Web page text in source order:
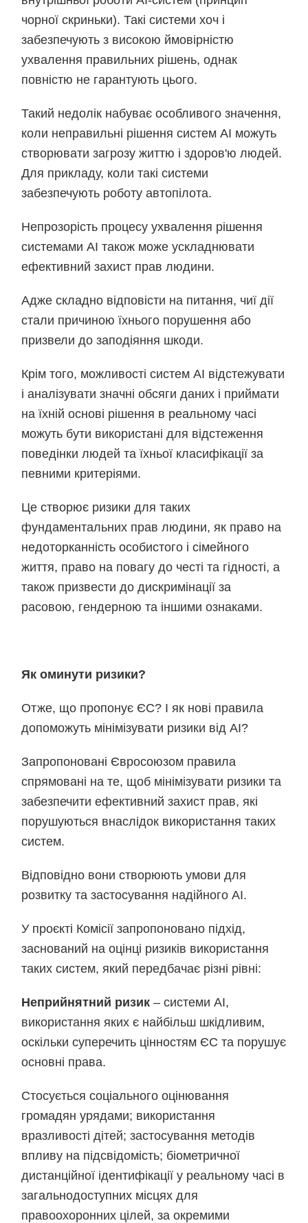
чорної скриньки). Такі системи хоч і
забезпечують з високою ймовірністю
ухвалення правильних рішень, однак
повністю не гарантують цього.
Такий недолік набуває особливого значення,
коли неправильні рішення систем АІ можуть
створювати загрозу життю і здоров'ю людей.
Для прикладу, коли такі системи
забезпечують роботу автопілота.
Непрозорість процесу ухвалення рішення
системами АІ також може ускладнювати
ефективний захист прав людини.
Адже складно відповісти на питання, чиї дії
стали причиною їхнього порушення або
призвели до заподіяння шкоди.
Крім того, можливості систем АІ відстежувати
і аналізувати значні обсяги даних і приймати
на їхній основі рішення в реальному часі
можуть бути використані для відстеження
поведінки людей та їхньої класифікації за
певними критеріями.
Це створює ризики для таких
фундаментальних прав людини, як право на
недоторканність особистого і сімейного
життя, право на повагу до честі та гідності, а
також призвести до дискримінації за
расовою, гендерною та іншими ознаками.
Як оминути ризики?
Отже, що пропонує ЄС? І як нові правила
допоможуть мінімізувати ризики від АІ?
Запропоновані Євросоюзом правила
спрямовані на те, щоб мінімізувати ризики та
забезпечити ефективний захист прав, які
порушуються внаслідок використання таких
систем.
Відповідно вони створюють умови для
розвитку та застосування надійного АІ.
У проєкті Комісії запропоновано підхід,
заснований на оцінці ризиків використання
таких систем, який передбачає різні рівні:
Неприйнятний ризик – системи AI,
використання яких є найбільш шкідливим,
оскільки суперечить цінностям ЄС та порушує
основні права.
Стосується соціального оцінювання
громадян урядами; використання
вразливості дітей; застосування методів
впливу на підсвідомість; біометричної
дистанційної ідентифікації у реальному часі в
загальнодоступних місцях для
правоохоронних цілей, за окремими